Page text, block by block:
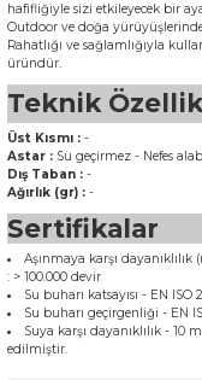
hafifliğiyle sizi etkileyecek bir
Outdoor ve doğa
Rahatlığı ve sağlamlığıyla
üründür.
Teknik
Üst Kısmı : -
Astar : Su geçirmez - Nefes
Dış Taban : -
Ağırlık (gr) : -
Sertifikalar
Aşınmaya karşı
: > 100.000 devir
Su buharı katsayısı - EN ISO
Su buharı geçirgenliği - EN
Suya karşı dayanıklılık - 10
edilmiştir.